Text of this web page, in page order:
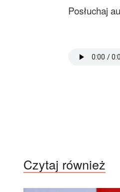
Posłuchaj
Czytaj również